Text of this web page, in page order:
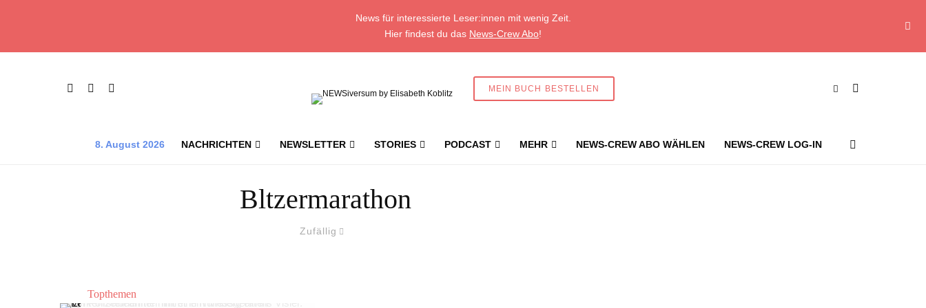
News für interessierte Leser:innen mit wenig Zeit.
Hier findest du das News-Crew Abo!
MEIN BUCH BESTELLEN
8. August 2026 NACHRICHTEN NEWSLETTER STORIES PODCAST MEHR NEWS-CREW ABO WÄHLEN NEWS-CREW LOG-IN
Bltzermarathon
Zufällig
Topthemen